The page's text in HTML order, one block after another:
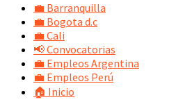
💼 Barranquilla
💼 Bogota d.c
💼 Cali
📢 Convocatorias
💼 Empleos Argentina
💼 Empleos Perú
🏠 Inicio